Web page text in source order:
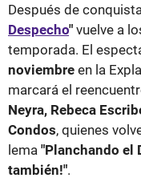
Después de
Despecho" vuelve a
temporada. El
noviembre en la
marcará el
Neyra, Rebeca
Condos, quienes
lema "Planchando el
también!".